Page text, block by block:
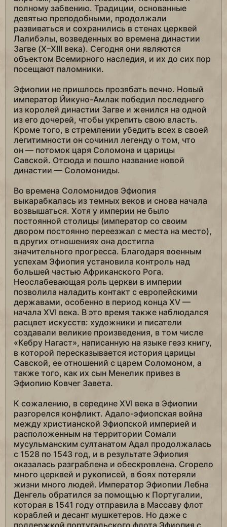
полному забвению. Традиции, основанные
девятью преподобными, продолжали
развиваться и сохранились в стенах церквей
Лалибэлы, возведенных во времена династии
Загве (X–XIII века). Сегодня они являются
объектом Всемирного наследия, и их до сих пор
посещают паломники.
Эфиопии не пришлось прозябать вечно. Новый
император Йикуно-Амлак победил последнего
из королей династии Загве и женился на одной
из его дочерей, чтобы укрепить свою власть.
Кроме того, в стремлении убедить всех в своей
легитимности он сочинил легенду о том, что
он — потомок царя Соломона и царицы
Савской. Отсюда и пошло название новой
династии — Соломониды.
Во времена Соломонидов Эфиопия
выкарабкалась из темных веков и снова начала
возвышаться. Хотя у империи не было
постоянной столицы (император со своим
двором постоянно переезжал с места на место),
в других отношениях она достигла
значительного прогресса. Благодаря военным
успехам Эфиопия установила контроль над
большей частью Африканского Рога.
Неослабевающая роль церкви в империи
позволила наладить контакт с европейскими
державами, особенно в период конца XV —
начала XVI века. В это время также наблюдался
расцвет искусств: художники и писатели
создавали великие произведения, в том числе
«Кебру Нагаст», написанную на языке геэз книгу,
в которой пересказывается история царицы
Савской, ее отношений с царем Соломоном, а
также того, как их сын Менелик привез в
Эфиопию Ковчег Завета.
К сожалению, в середине XVI века в Эфиопии
разгорелся конфликт. Адало-эфиопская война
между христианской Эфиопской империей и
расположенным на территории Сомали
мусульманским султанатом Адал продолжалась
с 1528 по 1543 год, и в результате Эфиопия
оказалась разграблена и обескровлена. Сгорело
много церквей и рукописей, в боях потеряли
жизни много людей. Император Эфиопии Лебна
Денгель обратился за помощью к Португалии,
которая в 1541 году отправила в Массаву флот
кораблей и десант мушкетеров. Но даже с